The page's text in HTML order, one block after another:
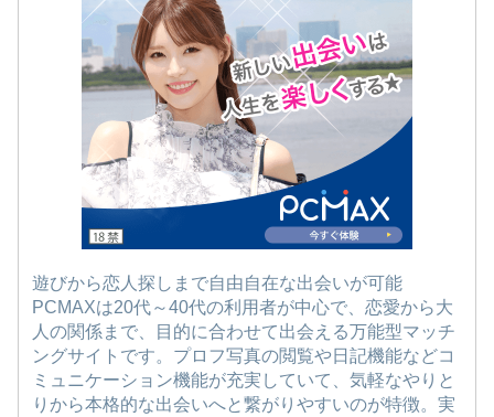
遊びから恋人探しまで自由自在な出会いが可能
PCMAXは20代～40代の利用者が中心で、恋愛から大
人の関係まで、目的に合わせて出会える万能型マッチ
ングサイトです。プロフ写真の閲覧や日記機能などコ
ミュニケーション機能が充実していて、気軽なやりと
りから本格的な出会いへと繋がりやすいのが特徴。実